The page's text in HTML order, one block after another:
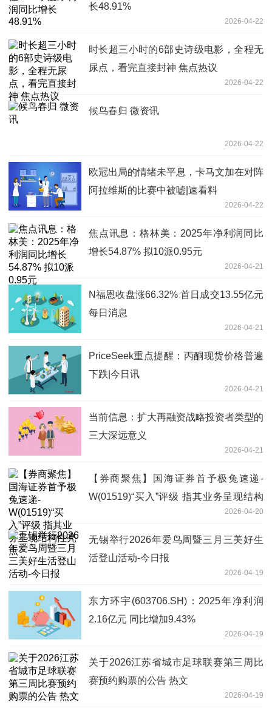
长48.91%
2026-04-22
时长超三小时的6部史诗级电影，全程无
尿点，看完直接封神 焦点热议
2026-04-22
候鸟春归 微资讯
2026-04-22
欧冠出局的情绪未平息，卡马文加在对阵
阿拉维斯的比赛中被嘘|速看料
2026-04-22
焦点讯息：格林美：2025年净利润同比
增长54.87% 拟10派0.95元
2026-04-21
N福恩收盘涨66.32% 首日成交13.55亿元
每日消息
2026-04-21
PriceSeek重点提醒：丙酮现货价格普遍
下跌|今日讯
2026-04-21
当前信息：扩大再融资战略投资者类型的
三大深远意义
2026-04-21
【券商聚焦】国海证券首予极兔速递-
W(01519)“买入”评级 指其业务呈现结构
2026-04-20
无锡举行2026年爱鸟周暨三月三美好生
活登山活动-今日报
2026-04-19
东方环宇(603706.SH)：2025年净利润
2.16亿元 同比增加9.43%
2026-04-19
关于2026江苏省城市足球联赛第三周比
赛预约购票的公告 热文
2026-04-19